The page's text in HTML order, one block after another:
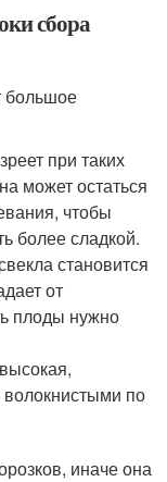
сбора
большое
при таких
может остаться
чтобы
более сладкой.
становится
от
плоды нужно
по
иначе она